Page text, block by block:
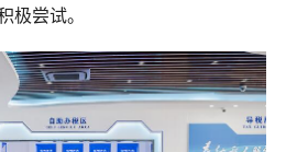
极尝试。